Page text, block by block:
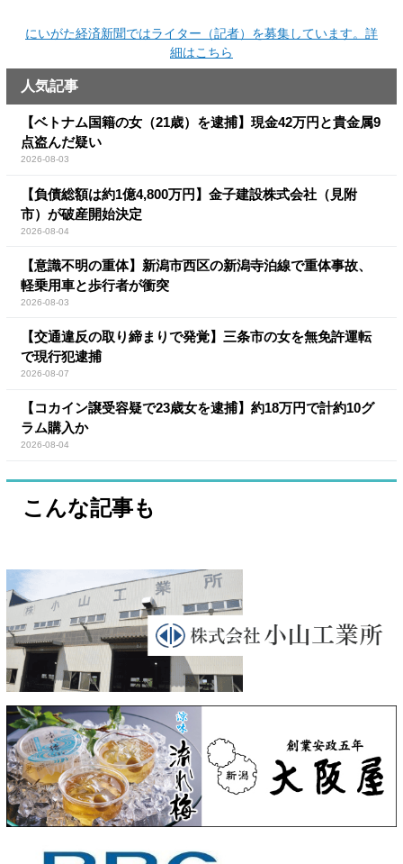
にいがた経済新聞ではライター（記者）を募集しています。詳
細はこちら
人気記事
【ベトナム国籍の女（21歳）を逮捕】現金42万円と貴金属9
点盗んだ疑い
2026-08-03
【負債総額は約1億4,800万円】金子建設株式会社（見附
市）が破産開始決定
2026-08-04
【意識不明の重体】新潟市西区の新潟寺泊線で重体事故、
軽乗用車と歩行者が衝突
2026-08-03
【交通違反の取り締まりで発覚】三条市の女を無免許運転
で現行犯逮捕
2026-08-07
【コカイン譲受容疑で23歳女を逮捕】約18万円で計約10グ
ラム購入か
2026-08-04
こんな記事も